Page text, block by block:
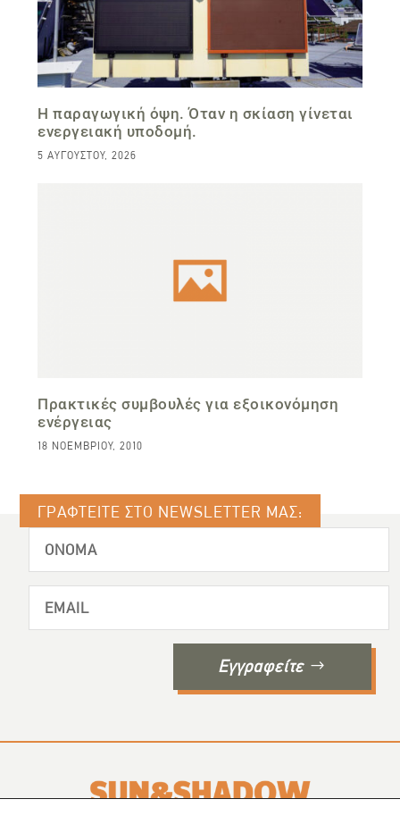
Η παραγωγική όψη. Όταν η σκίαση γίνεται
ενεργειακή υποδομή.
5 ΑΥΓΟΎΣΤΟΥ, 2026
Πρακτικές συμβουλές για εξοικονόμηση
ενέργειας
18 ΝΟΕΜΒΡΊΟΥ, 2010
ΓΡΑΦΤΕΙΤΕ ΣΤΟ NEWSLETTER ΜΑΣ:
Εγγραφείτε